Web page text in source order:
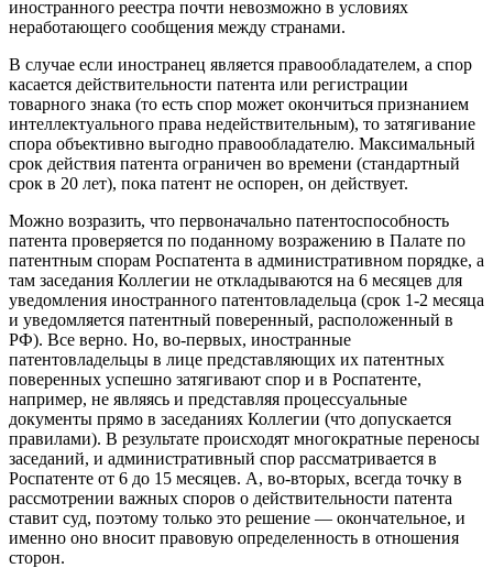
иностранного реестра почти невозможно в условиях
неработающего сообщения между странами.
В случае если иностранец является правообладателем, а спор
касается действительности патента или регистрации
товарного знака (то есть спор может окончиться признанием
интеллектуального права недействительным), то затягивание
спора объективно выгодно правообладателю. Максимальный
срок действия патента ограничен во времени (стандартный
срок в 20 лет), пока патент не оспорен, он действует.
Можно возразить, что первоначально патентоспособность
патента проверяется по поданному возражению в Палате по
патентным спорам Роспатента в административном порядке, а
там заседания Коллегии не откладываются на 6 месяцев для
уведомления иностранного патентовладельца (срок 1-2 месяца
и уведомляется патентный поверенный, расположенный в
РФ). Все верно. Но, во-первых, иностранные
патентовладельцы в лице представляющих их патентных
поверенных успешно затягивают спор и в Роспатенте,
например, не являясь и представляя процессуальные
документы прямо в заседаниях Коллегии (что допускается
правилами). В результате происходят многократные переносы
заседаний, и административный спор рассматривается в
Роспатенте от 6 до 15 месяцев. А, во-вторых, всегда точку в
рассмотрении важных споров о действительности патента
ставит суд, поэтому только это решение — окончательное, и
именно оно вносит правовую определенность в отношения
сторон.